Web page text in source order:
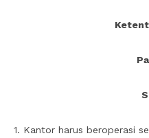
1. Kantor harus beroperasi